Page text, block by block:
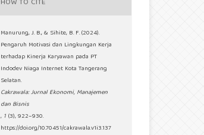
Manurung, J. B., & Sihite, B. F. (2024).
Pengaruh Motivasi dan Lingkungan Kerja
terhadap Kinerja Karyawan pada PT
Indodev Niaga Internet Kota Tangerang
Selatan.
Cakrawala: Jurnal Ekonomi, Manajemen
dan Bisnis
, 1 (3), 922–930.
https://doi.org/10.70451/cakrawala.v1i3.137